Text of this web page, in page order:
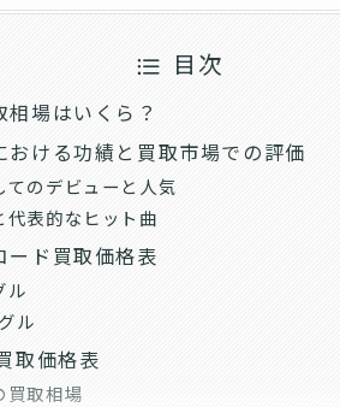
目次
場はいくら？
ける功績と買取市場での評価
てのデビューと人気
代表的なヒット曲
ード買取価格表
ル
ル
取価格表
買取相場